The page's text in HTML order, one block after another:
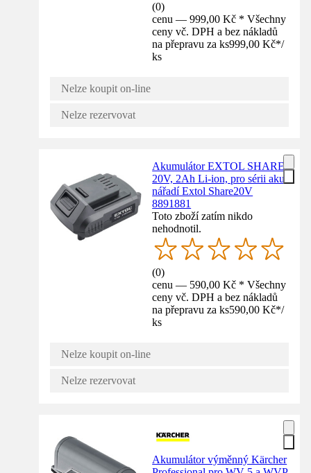
(0)
cenu — 999,00 Kč * Všechny
ceny vč. DPH a bez nákladů
na přepravu za ks999,00 Kč*/
ks
Nelze koupit on-line
Nelze rezervovat
Akumulátor EXTOL SHARE
20V, 2Ah Li-ion, pro sérii aku
nářadí Extol Share20V
8891881
Toto zboží zatím nikdo
nehodnotil.
(0)
cenu — 590,00 Kč * Všechny
ceny vč. DPH a bez nákladů
na přepravu za ks590,00 Kč*/
ks
Nelze koupit on-line
Nelze rezervovat
Akumulátor výměnný Kärcher